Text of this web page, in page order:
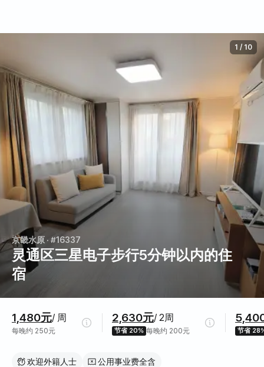
京畿水原 · #16337
灵通区三星电子步行5分钟以内的住
宿
1 / 10
1,480元/ 周
每晚约 250元
2,630元/ 2周
节省 20% 每晚约 200元 节省
欢迎外籍人士 公用事业费全含